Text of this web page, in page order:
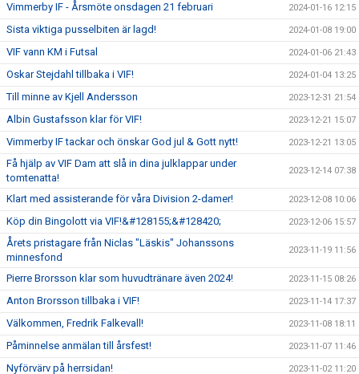
Vimmerby IF - Årsmöte onsdagen 21 februari 2024-01-16 12:15
Sista viktiga pusselbiten är lagd! 2024-01-08 19:00
VIF vann KM i Futsal 2024-01-06 21:43
Oskar Stejdahl tillbaka i VIF! 2024-01-04 13:25
Till minne av Kjell Andersson 2023-12-31 21:54
Albin Gustafsson klar för VIF! 2023-12-21 15:07
Vimmerby IF tackar och önskar God jul & Gott nytt! 2023-12-21 13:05
Få hjälp av VIF Dam att slå in dina julklappar under
tomtenatta!
2023-12-14 07:38
Klart med assisterande för våra Division 2-damer! 2023-12-08 10:06
Köp din Bingolott via VIF!&#128155;&#128420; 2023-12-06 15:57
Årets pristagare från Niclas "Läskis" Johanssons
minnesfond
2023-11-19 11:56
Pierre Brorsson klar som huvudtränare även 2024! 2023-11-15 08:26
Anton Brorsson tillbaka i VIF! 2023-11-14 17:37
Välkommen, Fredrik Falkevall! 2023-11-08 18:11
Påminnelse anmälan till årsfest! 2023-11-07 11:46
Nyförvärv på herrsidan! 2023-11-02 11:20